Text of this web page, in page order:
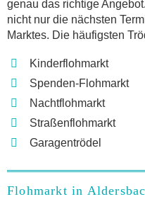
genau das richtige
nicht nur die nächsten
Marktes. Die häufigsten
Kinderflohmarkt
Spenden-Flohmarkt
Nachtflohmarkt
Straßenflohmarkt
Garagentrödel
Flohmarkt in